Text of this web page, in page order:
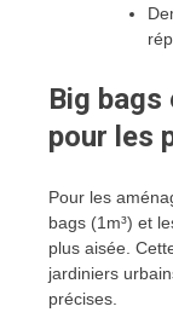
Big
pour les
Pour les
bags (1m³) et
plus aisée.
jardiniers
précises.